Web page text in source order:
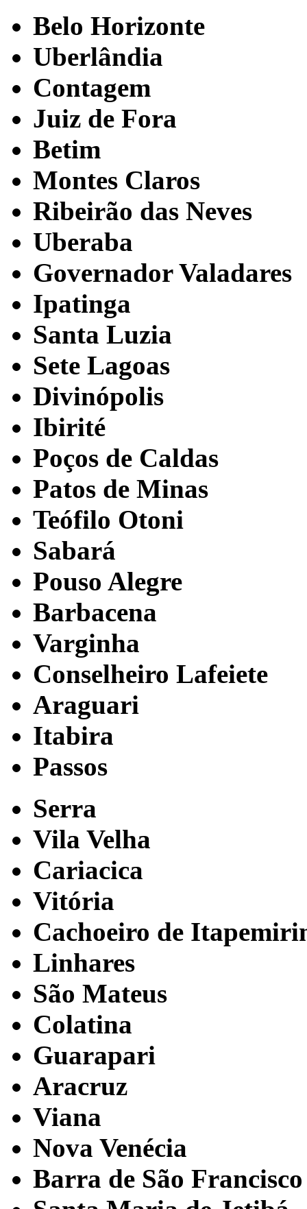
Belo Horizonte
Uberlândia
Contagem
Juiz de Fora
Betim
Montes Claros
Ribeirão das Neves
Uberaba
Governador Valadares
Ipatinga
Santa Luzia
Sete Lagoas
Divinópolis
Ibirité
Poços de Caldas
Patos de Minas
Teófilo Otoni
Sabará
Pouso Alegre
Barbacena
Varginha
Conselheiro Lafeiete
Araguari
Itabira
Passos
Serra
Vila Velha
Cariacica
Vitória
Cachoeiro de
Linhares
São Mateus
Colatina
Guarapari
Aracruz
Viana
Nova Venécia
Barra de São Francisco